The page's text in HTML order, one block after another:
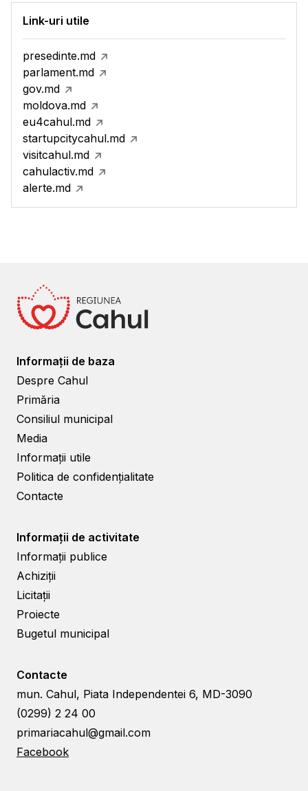
Link-uri utile
presedinte.md
parlament.md
gov.md
moldova.md
eu4cahul.md
startupcitycahul.md
visitcahul.md
cahulactiv.md
alerte.md
Informații de baza
Despre Cahul
Primăria
Consiliul municipal
Media
Informații utile
Politica de confidențialitate
Contacte
Informații de activitate
Informații publice
Achiziții
Licitații
Proiecte
Bugetul municipal
Contacte
mun. Cahul, Piata Independentei 6, MD-3090
(0299) 2 24 00
primariacahul@gmail.com
Facebook